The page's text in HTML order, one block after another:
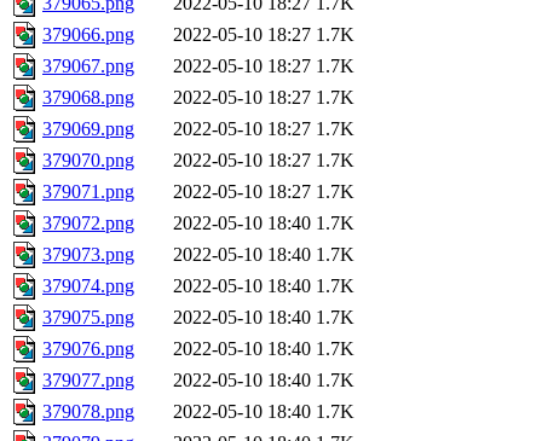
379066.png
2022-05-10 18:27 1.7K
379067.png
2022-05-10 18:27 1.7K
379068.png
2022-05-10 18:27 1.7K
379069.png
2022-05-10 18:27 1.7K
379070.png
2022-05-10 18:27 1.7K
379071.png
2022-05-10 18:27 1.7K
379072.png
2022-05-10 18:40 1.7K
379073.png
2022-05-10 18:40 1.7K
379074.png
2022-05-10 18:40 1.7K
379075.png
2022-05-10 18:40 1.7K
379076.png
2022-05-10 18:40 1.7K
379077.png
2022-05-10 18:40 1.7K
379078.png
2022-05-10 18:40 1.7K